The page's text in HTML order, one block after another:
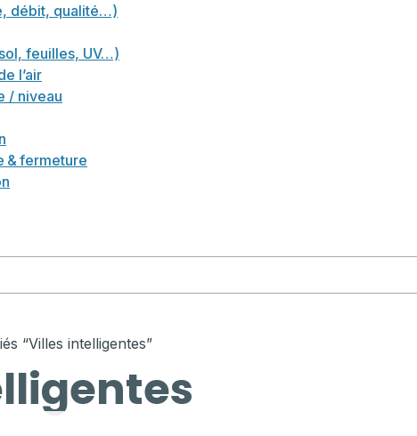
débit, qualité…)
feuilles, UV…)
l’air
/ niveau
& fermeture
“Villes intelligentes”